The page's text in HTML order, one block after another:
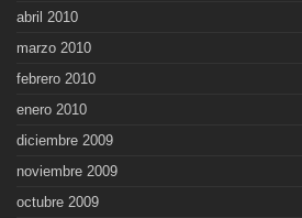
abril 2010
marzo 2010
febrero 2010
enero 2010
diciembre 2009
noviembre 2009
octubre 2009